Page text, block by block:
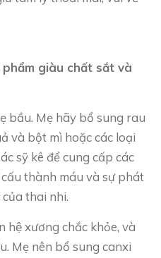
nhé!
giàu chất sắt và
bầu. Mẹ hãy bổ sung rau
và bột mì hoặc các loại
sỹ kê để cung cấp các
thành máu và sự phát
thai nhi.
hệ xương chắc khỏe, và
Mẹ nên bổ sung canxi